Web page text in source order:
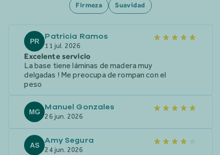
Firmeza Suavidad
PR Patricia Ramos
11 jul. 2026
Excelente servicio
La base tiene láminas de madera muy
delgadas ! Me preocupa de rompan con el
peso
MG Manuel Gonzales
26 jun. 2026
AS Amy Segura
24 jun. 2026